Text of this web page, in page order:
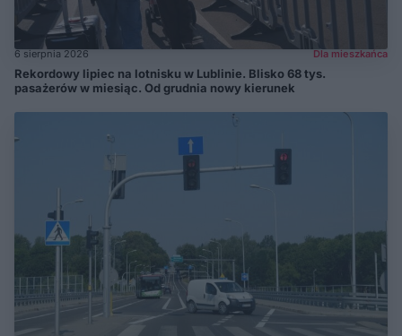
6 sierpnia 2026 Dla mieszkańca
Rekordowy lipiec na lotnisku w Lublinie. Blisko 68 tys.
pasażerów w miesiąc. Od grudnia nowy kierunek